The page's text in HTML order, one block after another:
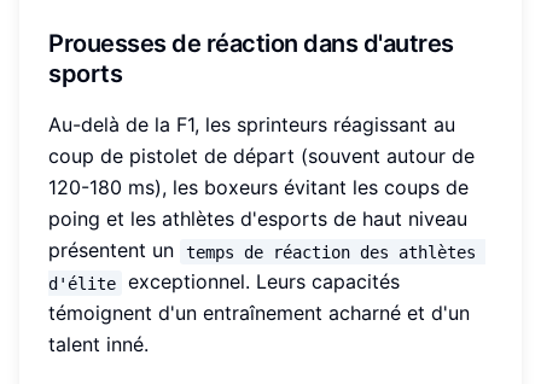
Prouesses de réaction dans d'autres
sports
Au-delà de la F1, les sprinteurs réagissant au
coup de pistolet de départ (souvent autour de
120-180 ms), les boxeurs évitant les coups de
poing et les athlètes d'esports de haut niveau
présentent un
temps de réaction des athlètes
d'élite
exceptionnel. Leurs capacités
témoignent d'un entraînement acharné et d'un
talent inné.